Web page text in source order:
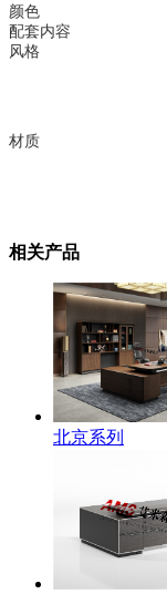
颜色
配套内容
风格
材质
相关产品
北京系列